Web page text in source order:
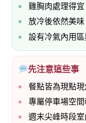
雞胸肉處理得
放冷後依然美
設有冷氣內用
先注意這些事
餐點皆為現點
專屬停車場空
週末尖峰時段